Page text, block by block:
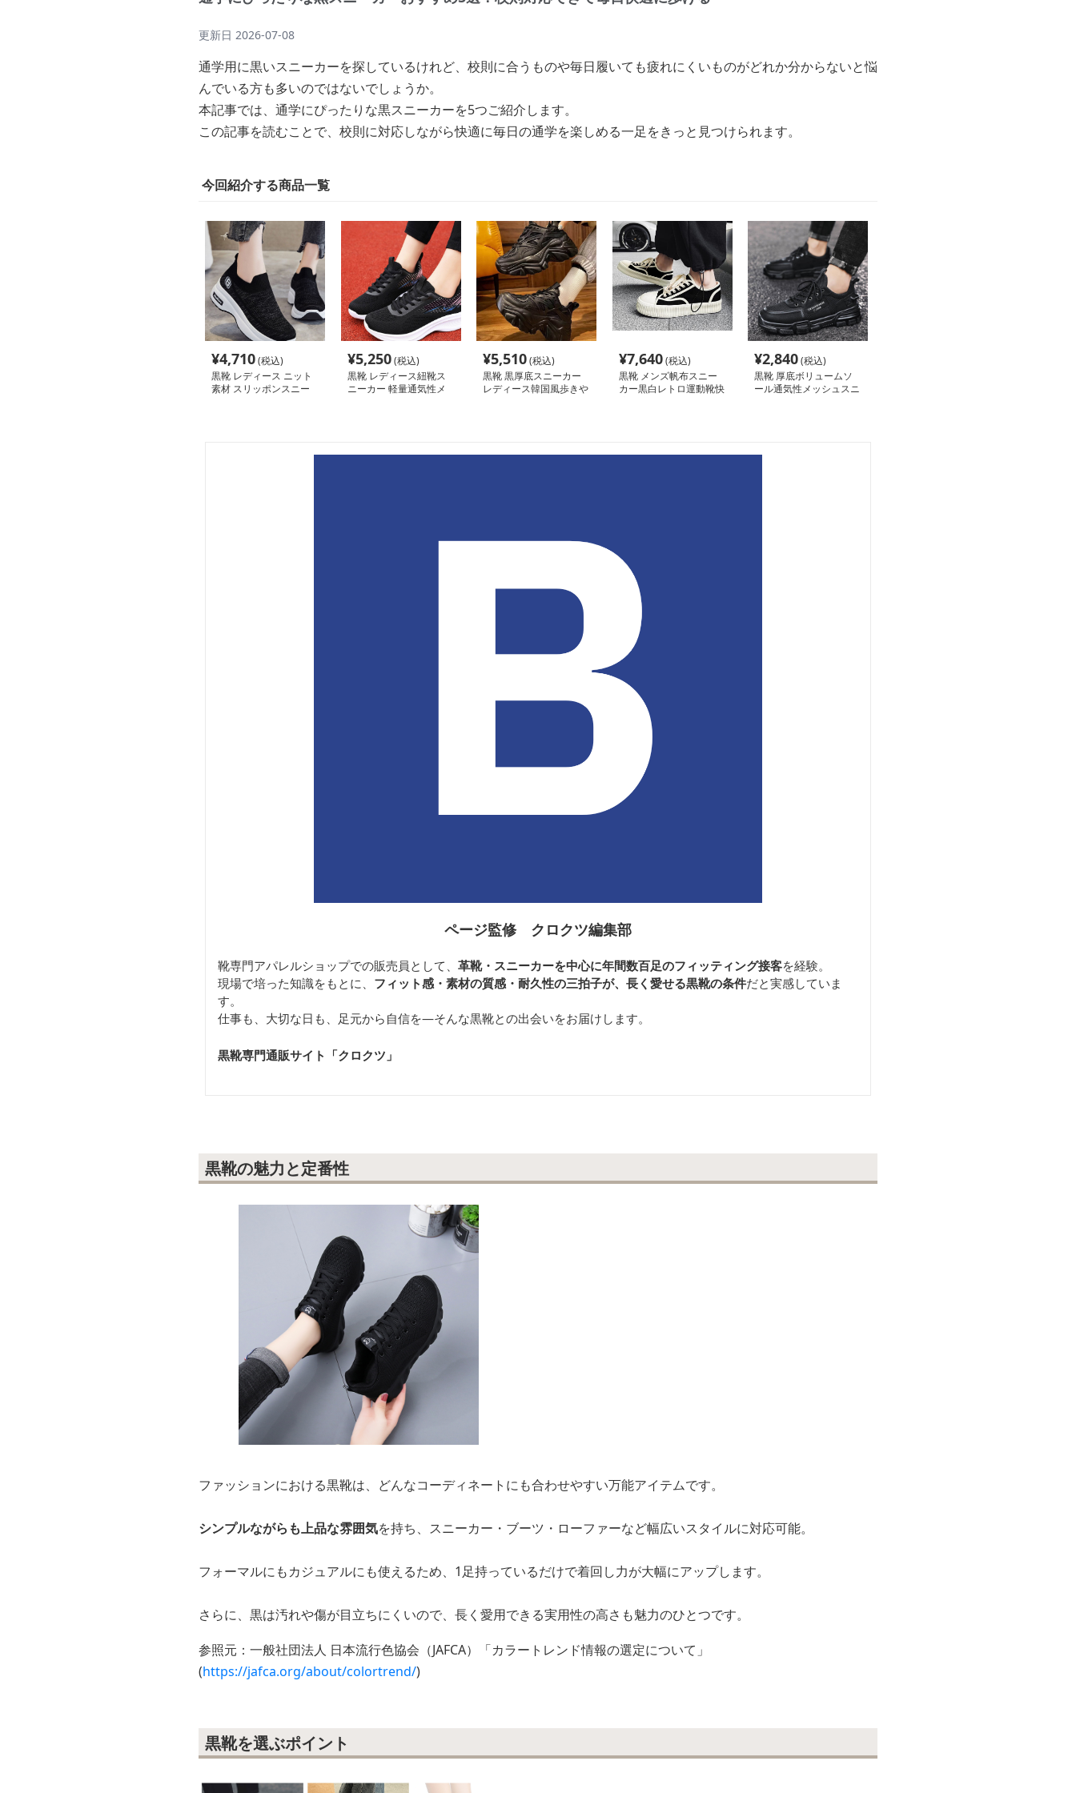
更新日 2026-07-08
通学用に黒いスニーカーを探しているけれど、校則に合うものや毎日履いても疲れにくいものがどれか分からないと悩
んでいる方も多いのではないでしょうか。
本記事では、通学にぴったりな黒スニーカーを5つご紹介します。
この記事を読むことで、校則に対応しながら快適に毎日の通学を楽しめる一足をきっと見つけられます。
今回紹介する商品一覧
¥4,710(税込)
黒靴 レディース ニット
素材 スリッポンスニー
¥5,250(税込)
黒靴 レディース紐靴ス
ニーカー 軽量通気性メ
¥5,510(税込)
黒靴 黒厚底スニーカー
レディース韓国風歩きや
¥7,640(税込)
黒靴 メンズ帆布スニー
カー黒白レトロ運動靴快
¥2,840(税込)
黒靴 厚底ボリュームソ
ール通気性メッシュスニ
ページ監修 クロクツ編集部
靴専門アパレルショップでの販売員として、 革靴・スニーカーを中心に年間数百足のフィッティング接客を経験。
現場で培った知識をもとに、 フィット感・素材の質感・耐久性の三拍子が、長く愛せる黒靴の条件だと実感していま
す。
仕事も、大切な日も、足元から自信を—そんな黒靴との出会いをお届けします。
黒靴専門通販サイト「クロクツ 」
黒靴の魅力と定番性
ファッションにおける黒靴は、どんなコーディネートにも合わせやすい万能アイテムです。
シンプルながらも上品な雰囲気を持ち、スニーカー・ブーツ・ローファーなど幅広いスタイルに対応可能。
フォーマルにもカジュアルにも使えるため、1足持っているだけで着回し力が大幅にアップします。
さらに、黒は汚れや傷が目立ちにくいので、長く愛用できる実用性の高さも魅力のひとつです。
参照元：一般社団法人 日本流行色協会（JAFCA）「カラートレンド情報の選定について」
(https://jafca.org/about/colortrend/)
黒靴を選ぶポイント